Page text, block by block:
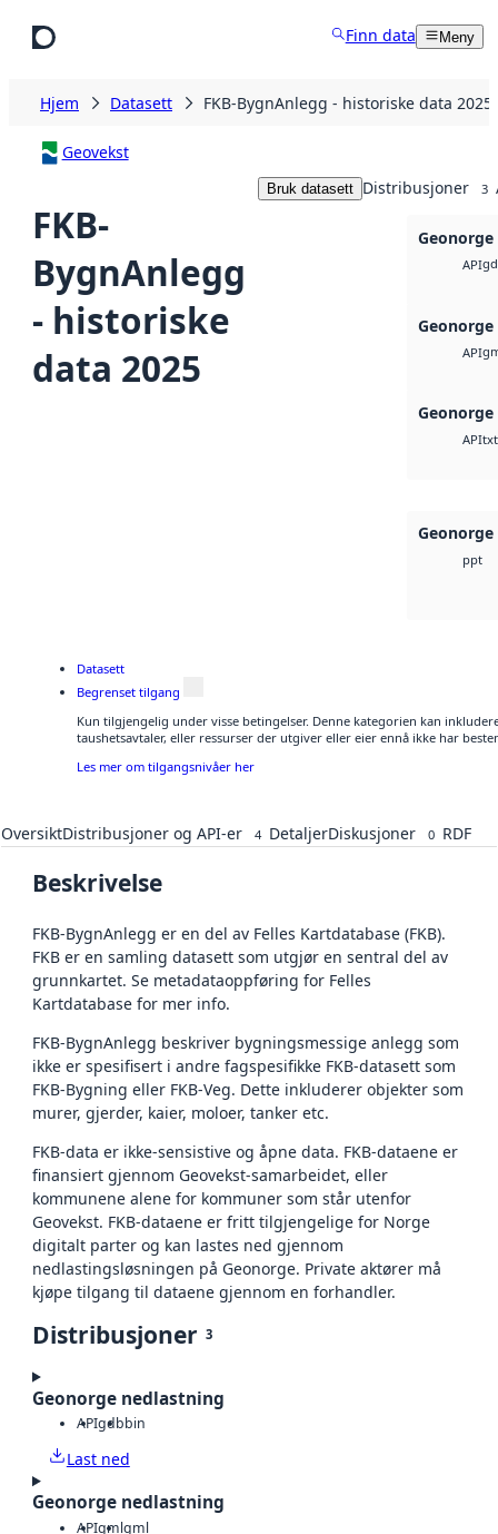
Finn data Meny
Hjem Datasett FKB-BygnAnlegg - historiske data 2025
Geovekst
FKB-
BygnAnlegg
- historiske
data 2025
Bruk datasett Distribusjoner 3
API
API
APItxt
ppt
Datasett
Begrenset tilgang
Kun tilgjengelig under visse betingelser. Denne kategorien kan
taushetsavtaler, eller ressurser der utgiver eller eier ennå ikke har
Les mer om tilgangsnivåer her
OversiktDistribusjoner og API-er 4 DetaljerDiskusjoner 0 RDF
Beskrivelse
FKB-BygnAnlegg er en del av Felles Kartdatabase (FKB).
FKB er en samling datasett som utgjør en sentral del av
grunnkartet. Se metadataoppføring for Felles
Kartdatabase for mer info.
FKB-BygnAnlegg beskriver bygningsmessige anlegg som
ikke er spesifisert i andre fagspesifikke FKB-datasett som
FKB-Bygning eller FKB-Veg. Dette inkluderer objekter som
murer, gjerder, kaier, moloer, tanker etc.
FKB-data er ikke-sensistive og åpne data. FKB-dataene er
finansiert gjennom Geovekst-samarbeidet, eller
kommunene alene for kommuner som står utenfor
Geovekst. FKB-dataene er fritt tilgjengelige for Norge
digitalt parter og kan lastes ned gjennom
nedlastingsløsningen på Geonorge. Private aktører må
kjøpe tilgang til dataene gjennom en forhandler.
Distribusjoner 3
Geonorge nedlastning
APIgdbbin
Last ned
Geonorge nedlastning
APIgmlgml